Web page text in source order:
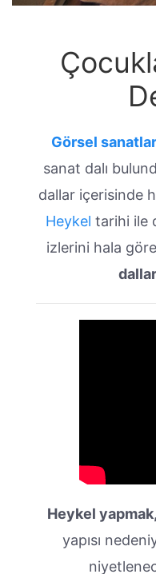
Görsel sanatlar
sanat dalı
dallar içerisinde
Heykel tarihi ile
izlerini hala
Heykel yapmak,
yapısı